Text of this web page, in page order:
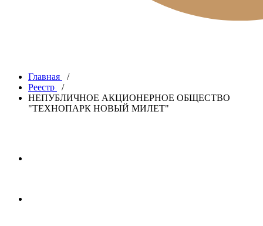
Главная
/
Реестр
/
НЕПУБЛИЧНОЕ АКЦИОНЕРНОЕ ОБЩЕСТВО
"ТЕХНОПАРК НОВЫЙ МИЛЕТ"